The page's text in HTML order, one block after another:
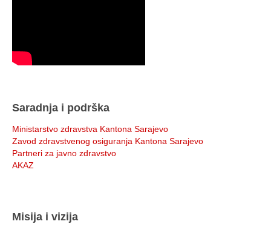
Saradnja i podrška
Ministarstvo zdravstva Kantona Sarajevo
Zavod zdravstvenog osiguranja Kantona Sarajevo
Partneri za javno zdravstvo
AKAZ
Misija i vizija